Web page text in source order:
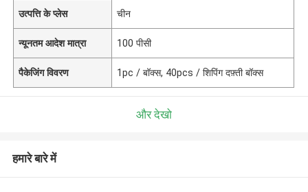
उत्पत्ति के प्लेस चीन
न्यूनतम आदेश मात्रा 100 पीसी
पैकेजिंग विवरण 1pc / बॉक्स, 40pcs / शिपिंग दफ़्ती बॉक्स
और देखो
हमारे बारे में